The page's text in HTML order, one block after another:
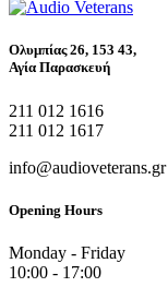
Ολυμπίας 26, 153 43,
Αγία Παρασκευή
211 012 1616
211 012 1617
info@audioveterans.gr
Opening Hours
Monday - Friday
10:00 - 17:00